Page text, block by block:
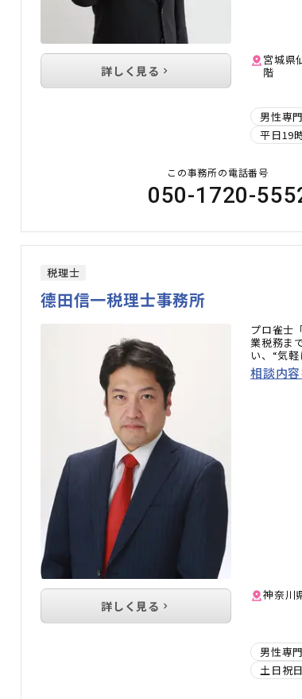
宮城県
階
男性専
平日19
詳しく見る
この事務所の電話番号
050-1720-
税理士
德田信一税理士事務所
プロ雀士
業税務ま
い、“気
相談内
神奈川
男性専
土日祝
詳しく見る